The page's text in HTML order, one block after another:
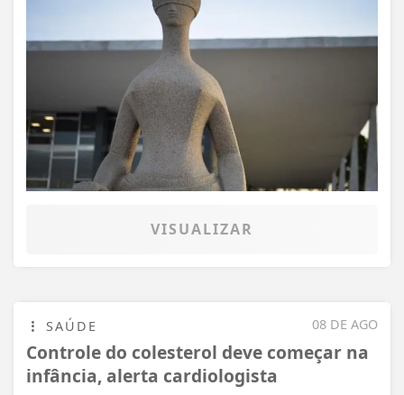
VISUALIZAR
08 DE AGO
SAÚDE
Controle do colesterol deve começar na
infância, alerta cardiologista